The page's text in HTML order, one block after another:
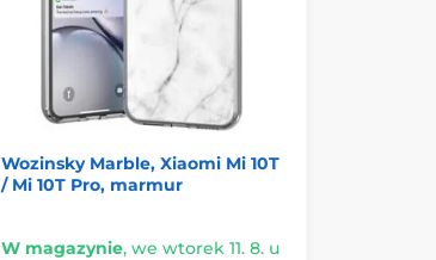
Wozinsky Marble, Xiaomi Mi 10T
/ Mi 10T Pro, marmur
W magazynie, we wtorek 11. 8. u